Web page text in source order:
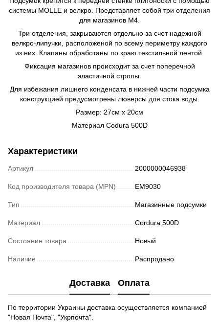
системы MOLLE и велкро. Представляет собой три отделения
для магазинов M4.
Три отделения, закрываются отдельно за счет надежной
велкро-липучки, расположеной по всему периметру каждого
из них. Клапаны обработаны по краю текстильной лентой.
Фиксация магазинов происходит за счет поперечной
эластичной стропы.
Для избежания лишнего конденсата в нижней части подсумка
конструкцией предусмотрены люверсы для стока воды.
Размер: 27см х 20см
Материал Codura 500D
Характеристики
Артикул 2000000046938
Код производителя товара (MPN) EM9030
Тип Магазинные подсумки
Материал Cordura 500D
Состояние товара Новый
Наличие Распродано
Доставка Оплата
По территории Украины доставка осуществляется компанией
"Новая Почта", "Укрпочта".